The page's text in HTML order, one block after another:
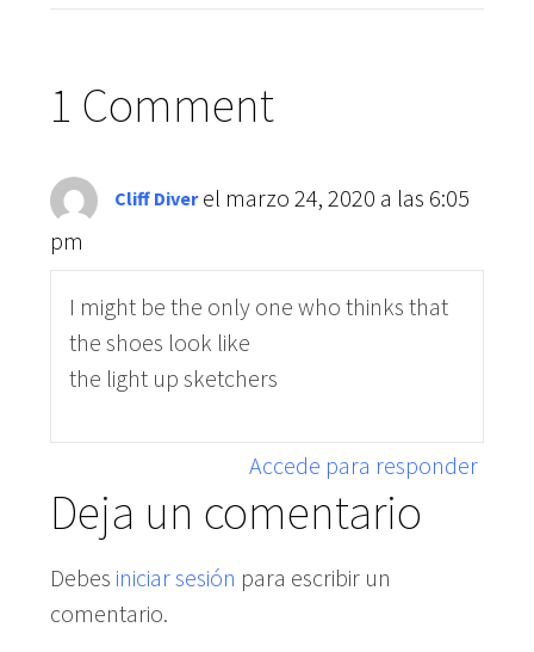
1 Comment
Cliff Diver el marzo 24, 2020 a las 6:05
pm
I might be the only one who thinks that
the shoes look like
the light up sketchers
Accede para responder
Deja un comentario
Debes iniciar sesión para escribir un
comentario.